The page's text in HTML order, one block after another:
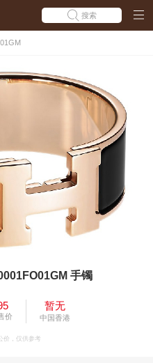
搜索
手镯
价
暂无
中国香港
价，仅供参考